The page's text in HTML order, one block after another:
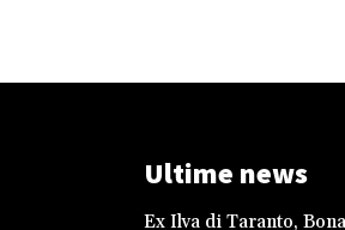
Ultime news
Ex Ilva di Taranto,